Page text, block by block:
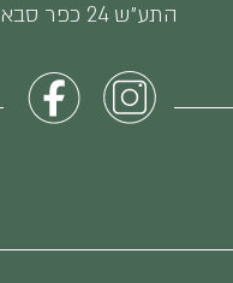
התע״ש 24 כפר סבא